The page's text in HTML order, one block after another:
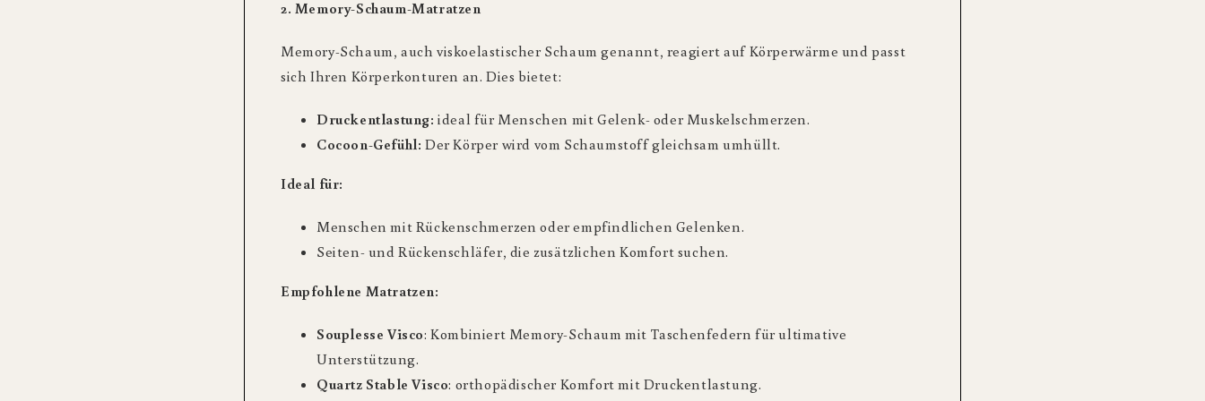
2. Memory-Schaum-Matratzen
Memory-Schaum, auch viskoelastischer Schaum genannt, reagiert auf Körperwärme und passt
sich Ihren Körperkonturen an. Dies bietet:
Druckentlastung: ideal für Menschen mit Gelenk- oder Muskelschmerzen.
Cocoon-Gefühl: Der Körper wird vom Schaumstoff gleichsam umhüllt.
Ideal für:
Menschen mit Rückenschmerzen oder empfindlichen Gelenken.
Seiten- und Rückenschläfer, die zusätzlichen Komfort suchen.
Empfohlene Matratzen:
Souplesse Visco: Kombiniert Memory-Schaum mit Taschenfedern für ultimative
Unterstützung.
Quartz Stable Visco: orthopädischer Komfort mit Druckentlastung.